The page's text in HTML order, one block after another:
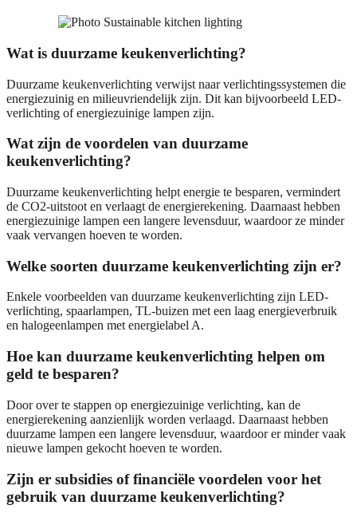
Wat is duurzame keukenverlichting?
Duurzame keukenverlichting verwijst naar verlichtingssystemen die
energiezuinig en milieuvriendelijk zijn. Dit kan bijvoorbeeld LED-
verlichting of energiezuinige lampen zijn.
Wat zijn de voordelen van duurzame
keukenverlichting?
Duurzame keukenverlichting helpt energie te besparen, vermindert
de CO2-uitstoot en verlaagt de energierekening. Daarnaast hebben
energiezuinige lampen een langere levensduur, waardoor ze minder
vaak vervangen hoeven te worden.
Welke soorten duurzame keukenverlichting zijn er?
Enkele voorbeelden van duurzame keukenverlichting zijn LED-
verlichting, spaarlampen, TL-buizen met een laag energieverbruik
en halogeenlampen met energielabel A.
Hoe kan duurzame keukenverlichting helpen om
geld te besparen?
Door over te stappen op energiezuinige verlichting, kan de
energierekening aanzienlijk worden verlaagd. Daarnaast hebben
duurzame lampen een langere levensduur, waardoor er minder vaak
nieuwe lampen gekocht hoeven te worden.
Zijn er subsidies of financiële voordelen voor het
gebruik van duurzame keukenverlichting?